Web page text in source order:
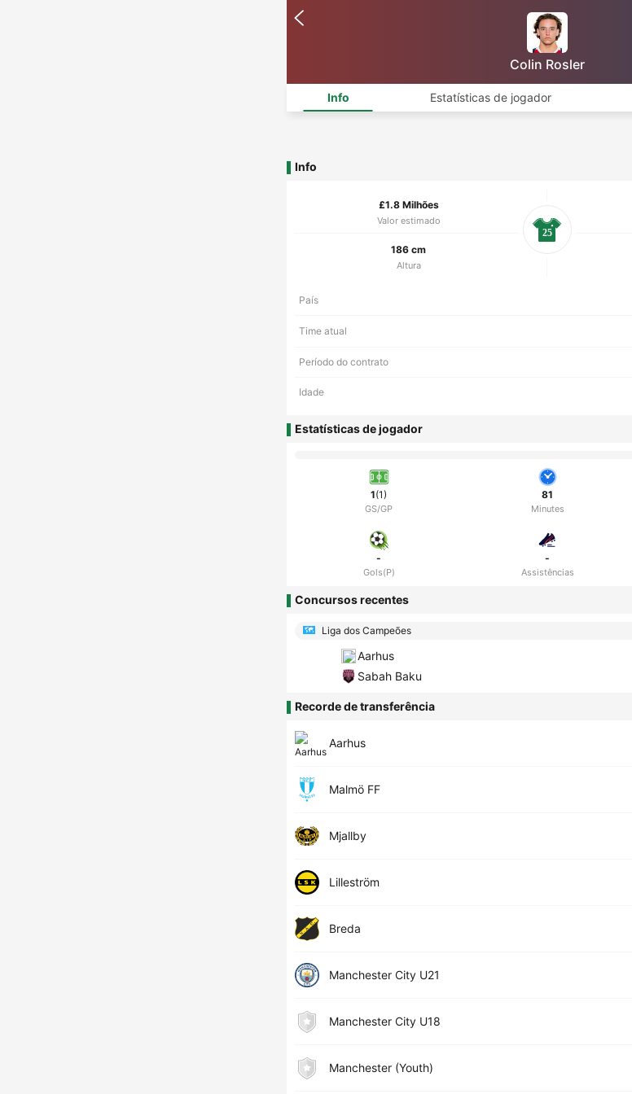
Colin Rosler
Info Estatísticas de jogador
Info
£1.8 Milhões
Valor estimado
186 cm
Altura
25
País
Time atual
Período do contrato
Idade
Estatísticas de jogador
1(1)
GS/GP
81
Minutes
-
Gols(P)
-
Assistências
Concursos recentes
Liga dos Campeões
Aarhus
Sabah Baku
Recorde de transferência
Aarhus
Malmö FF
Mjallby
Lilleström
Breda
Manchester City U21
Manchester City U18
Manchester (Youth)